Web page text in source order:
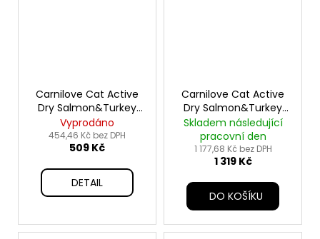
Carnilove Cat Active
Dry Salmon&Turkey
Adult AB 2kg
Vyprodáno
454,46 Kč bez DPH
509 Kč
DETAIL
Carnilove Cat Active
Dry Salmon&Turkey
Adult AB 6kg
Skladem následující
pracovní den
1 177,68 Kč bez DPH
1 319 Kč
DO KOŠÍKU